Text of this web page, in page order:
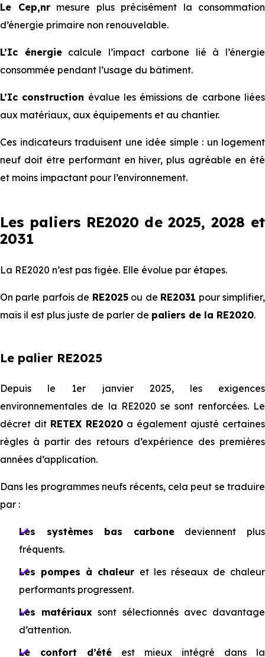
Le Cep,nrmesure plus précisément la consommation
d’énergie primaire non renouvelable.
L’Ic énergiecalcule l’impact carbone lié à l’énergie
consommée pendant l’usage du bâtiment.
L’Ic construction évalue les émissions de carbone liées
aux matériaux, aux équipements et au chantier.
Ces indicateurs traduisent une idée simple : un logement
neuf doit être performant en hiver, plus agréable en été
et moins impactant pour l’environnement.
Les paliers RE2020 de 2025, 2028 et
2031
La RE2020 n’est pas figée. Elle évolue par étapes.
On parle parfois de RE2025ou de RE2031 pour simplifier,
mais il est plus juste de parler de paliers de la RE2020.
Le palier RE2025
Depuis le 1er janvier 2025, les exigences
environnementales de la RE2020 se sont renforcées. Le
décret dit RETEX RE2020 a également ajusté certaines
règles à partir des retours d’expérience des premières
années d’application.
Dans les programmes neufs récents, cela peut se traduire
par :
Les systèmes bas carbonedeviennent plus
fréquents.
Les pompes à chaleur et les réseaux de chaleur
performants progressent.
Les matériaux sont sélectionnés avec davantage
d’attention.
Le confort d’été est mieux intégré dans la